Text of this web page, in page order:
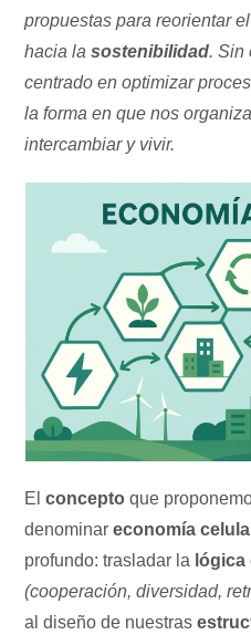
propuestas para reorientar
hacia lasostenibilidad. Sin
centrado en optimizar
la forma en que nos
intercambiar y vivir.
Elconcepto que
denominareconomía
profundo: trasladar la
(cooperación, diversidad,
al diseño de nuestras